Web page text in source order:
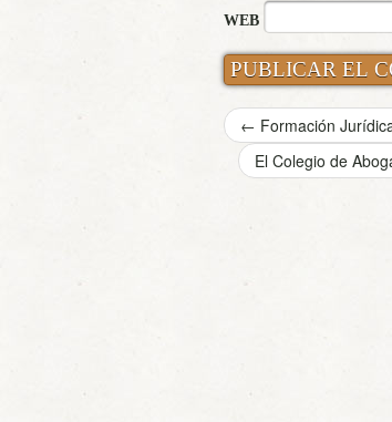
WEB
← Formación
El Colegio de